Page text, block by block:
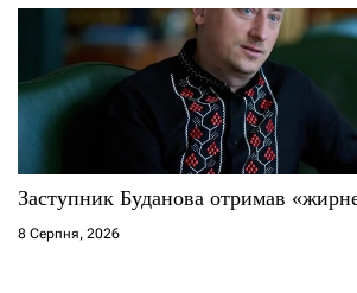
Заступник Буданова отримав
8 Серпня, 2026